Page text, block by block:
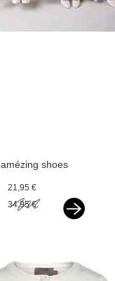
amézing shoes
glitter
21,95 €
34,95 €